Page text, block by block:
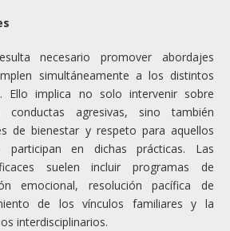
necesario promover abordajes
simultáneamente a los distintos
Ello implica no solo intervenir sobre
conductas agresivas, sino también
de bienestar y respeto para aquellos
participan en dichas prácticas. Las
suelen incluir programas de
emocional, resolución pacífica de
de los vínculos familiares y la
interdisciplinarios.